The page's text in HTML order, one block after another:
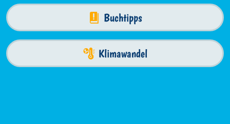
Buchtipps
Klimawandel